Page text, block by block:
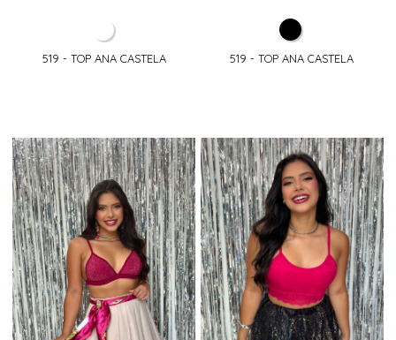
519 - TOP ANA CASTELA 519 - TOP ANA CASTELA